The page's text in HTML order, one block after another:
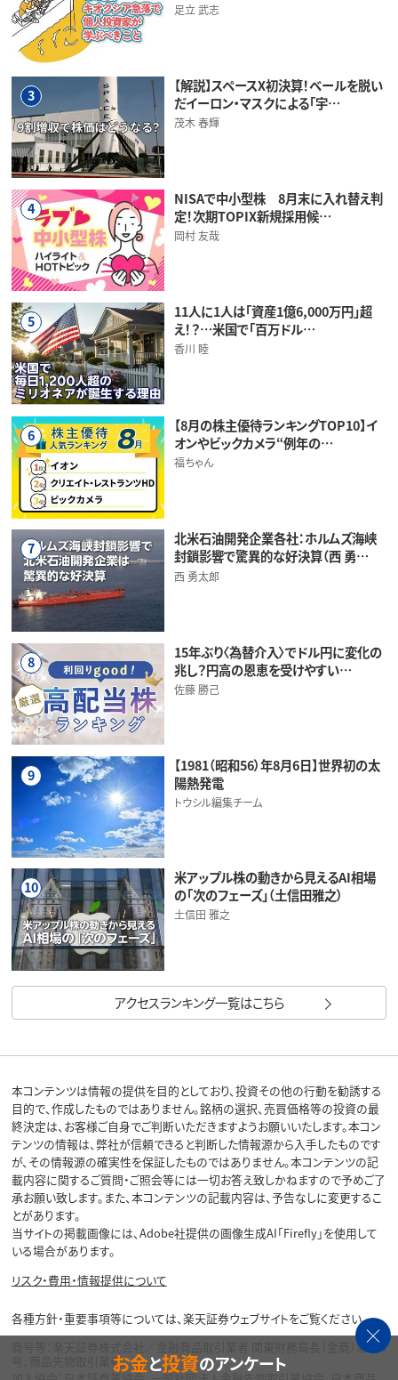
足立 武志
3
【解説】スペースX初決算！ベールを脱い
だイーロン・マスクによる「宇…
茂木 春輝
4
NISAで中小型株 8月末に入れ替え判
定！次期TOPIX新規採用候…
岡村 友哉
5
11人に1人は「資産1億6,000万円」超
え！？…米国で「百万ドル…
香川 睦
6
【8月の株主優待ランキングTOP10】イ
オンやビックカメラ“例年の…
福ちゃん
7
北米石油開発企業各社：ホルムズ海峡
封鎖影響で驚異的な好決算（西 勇…
西 勇太郎
8
15年ぶり〈為替介入〉でドル円に変化の
兆し？円高の恩恵を受けやすい…
佐藤 勝己
9
【1981（昭和56）年8月6日】世界初の太
陽熱発電
トウシル編集チーム
10
米アップル株の動きから見えるAI相場
の「次のフェーズ」（土信田雅之）
土信田 雅之
アクセスランキング一覧はこちら
本コンテンツは情報の提供を目的としており、投資その他の行動を勧誘する
目的で、作成したものではありません。銘柄の選択、売買価格等の投資の最
終決定は、お客様ご自身でご判断いただきますようお願いいたします。本コン
テンツの情報は、弊社が信頼できると判断した情報源から入手したものです
が、その情報源の確実性を保証したものではありません。本コンテンツの記
載内容に関するご質問・ご照会等には一切お答え致しかねますので予めご了
承お願い致します。また、本コンテンツの記載内容は、予告なしに変更するこ
とがあります。
当サイトの掲載画像には、Adobe社提供の画像生成AI「Firefly」を使用して
いる場合があります。
リスク・費用・情報提供について
各種方針・重要事項等については、楽天証券ウェブサイトをご覧ください。
商号等：楽天証券株式会社／金融商品取引業者 関東財務局長（金商）第195
号、商品先物取引業者お金と投資のアンケート